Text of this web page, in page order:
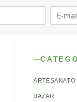
ARTESANATO
BAZAR